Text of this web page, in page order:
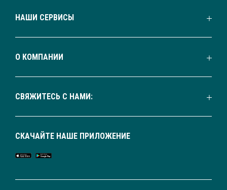
НАШИ СЕРВИСЫ
О КОМПАНИИ
СВЯЖИТЕСЬ С НАМИ:
СКАЧАЙТЕ НАШЕ ПРИЛОЖЕНИЕ